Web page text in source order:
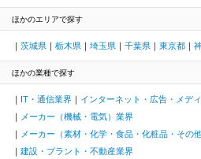
ほかのエリアで探す
茨城県 栃木県 埼玉県 千葉県 東京都
ほかの業種で探す
IT・通信業界
インターネット・広告・メデ
メーカー（機械・電気）業界
メーカー（素材・化学・食品・化粧品・その
建設・プラント・不動産業界